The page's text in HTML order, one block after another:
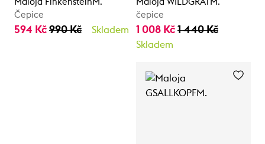
Maloja FinkensteinM.
Čepice
594 Kč 990 Kč Skladem
Maloja WILDGRATM.
čepice
1 008 Kč 1 440 Kč
Skladem